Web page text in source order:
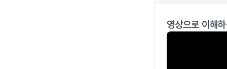
영상으로 이해